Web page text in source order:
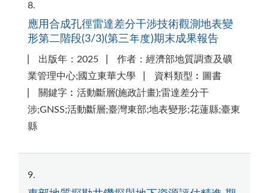
8
應用合成孔徑雷達差分干涉技術觀測地表變
形第二階段(3/3)(第三年度)期末成果報告
出版年：2025
作者：經濟部地質調查及礦
業管理中心;國立東華大學
資料類型︰圖書
關鍵字︰活動斷層(施政計畫);雷達差分干
涉;GNSS;活動斷層;臺灣東部;地表變形;花蓮縣;臺東
縣
9